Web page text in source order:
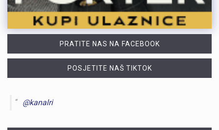
PRATITE NAS NA FACEBOOK
POSJETITE NAŠ TIKTOK
@kanalri